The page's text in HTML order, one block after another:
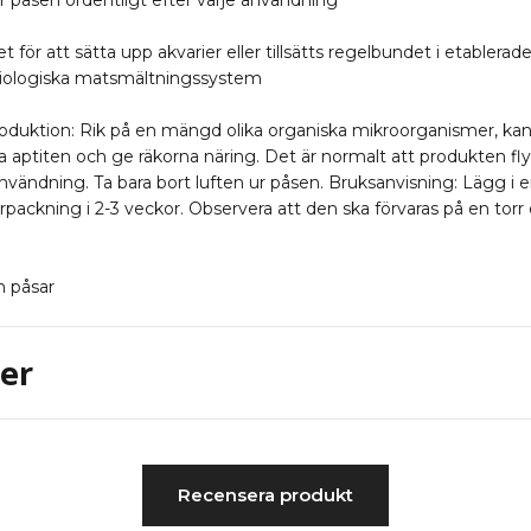
för att sätta upp akvarier eller tillsätts regelbundet i
matsmältningssystem
Rik på en mängd olika organiska mikroorganismer,
aptiten och ge räkorna näring. Det är normalt att produkten
Ta bara bort luften ur påsen. Bruksanvisning: Lägg i
i 2-3 veckor. Observera att den ska förvaras på en torr
påsar
Recensera produkt